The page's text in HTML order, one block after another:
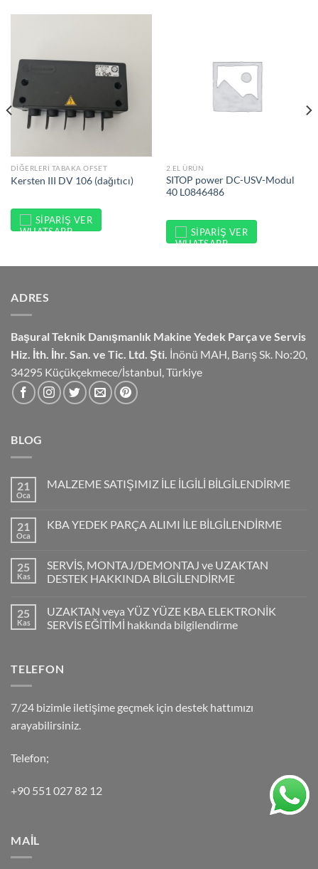
DIĞERLERI TABAKA OFSET
Kersten III DV 106 (dağıtıcı)
SIPARIŞ VER
2.EL ÜRÜN
SITOP power DC-USV-Modul
40 L0846486
SIPARIŞ VER
ADRES
Başural Teknik Danışmanlık Makine Yedek Parça ve Servis
Hiz. İth. İhr. San. ve Tic. Ltd. Şti. İnönü MAH, Barış Sk. No:20,
34295 Küçükçekmece/İstanbul, Türkiye
BLOG
21
Oca
MALZEME SATIŞIMIZ İLE İLGİLİ BİLGİLENDİRME
21
Oca
KBA YEDEK PARÇA ALIMI İLE BİLGİLENDİRME
25
Kas
SERVİS, MONTAJ/DEMONTAJ ve UZAKTAN
DESTEK HAKKINDA BİLGİLENDİRME
25
Kas
UZAKTAN veya YÜZ YÜZE KBA ELEKTRONİK
SERVİS EĞİTİMİ hakkında bilgilendirme
TELEFON
7/24 bizimle iletişime geçmek için destek hattımızı
arayabilirsiniz.
Telefon;
+90 551 027 82 12
MAİL